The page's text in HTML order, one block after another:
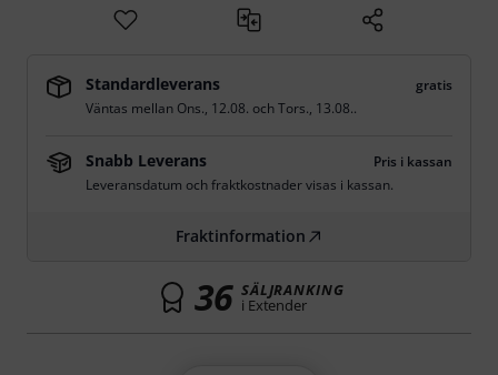
Standardleverans
gratis
Väntas mellan Ons., 12.08. ochTors., 13.08..
Snabb Leverans
Pris i kassan
Leveransdatum och fraktkostnader visas i kassan.
Fraktinformation
36 SÄLJRANKING
i Extender